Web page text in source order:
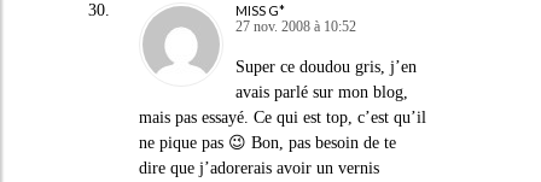
MISS G*
27 nov. 2008 à 10:52
Super ce doudou gris, j’en
avais parlé sur mon blog,
mais pas essayé. Ce qui est top, c’est qu’il
ne pique pas 😉 Bon, pas besoin de te
dire que j’adorerais avoir un vernis